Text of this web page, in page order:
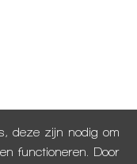
deze zijn nodig om
functioneren. Door